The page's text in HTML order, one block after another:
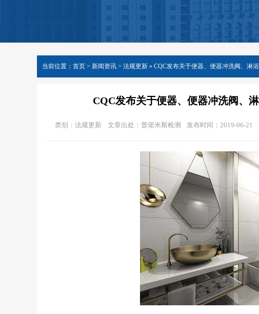
当前位置： 首页 > 新闻资讯 > 法规更新 » CQC发布关于便器、便器冲洗阀、淋
CQC发布关于便器、便器冲洗阀、
类别：法规更新 文章出处：普偌米斯检测 发布时间：2019-06-21